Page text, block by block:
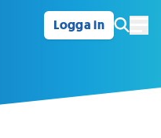
Logga in